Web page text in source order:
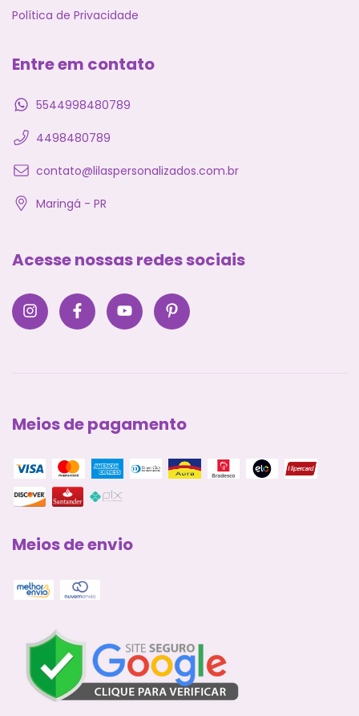
Política de Privacidade
Entre em contato
5544998480789
4498480789
contato@lilaspersonalizados.com.br
Maringá - PR
Acesse nossas redes sociais
Meios de pagamento
Meios de envio